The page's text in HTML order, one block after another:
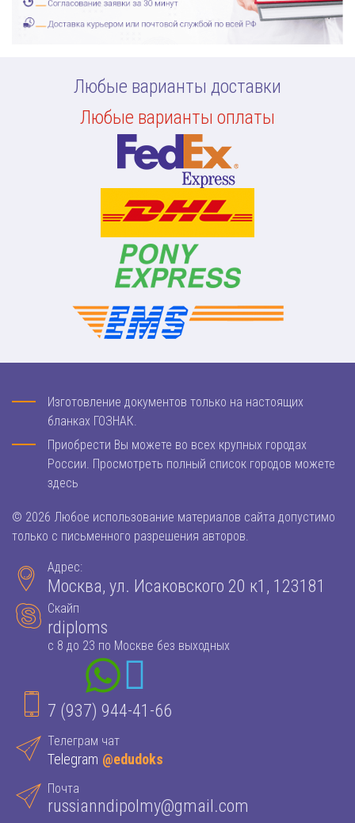
Любые варианты доставки
Любые варианты оплаты
Изготовление документов только на настоящих
бланках ГОЗНАК.
Приобрести Вы можете во всех крупных городах
России. Просмотреть полный список городов можете
здесь
© 2026 Любое использование материалов сайта допустимо
только с письменного разрешения авторов.
Адрес:
Москва, ул. Исаковского 20 к1, 123181
Скайп
rdiploms
с 8 до 23 по Москве без выходных
7 (937) 944-41-66
Телеграм чат
Telegram @edudoks
Почта
russianndipolmy@gmail.com